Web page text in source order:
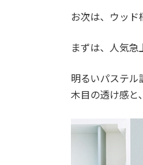
お次は、ウッド
まずは、人気急
明るいパステル
木目の透け感と